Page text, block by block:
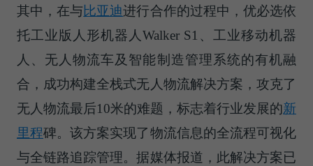
其中，在与比亚迪进行合作的过程中，优必选依
托工业版人形机器人Walker S1、工业移动机器
人、无人物流车及智能制造管理系统的有机融
合，成功构建全栈式无人物流解决方案，攻克了
无人物流最后10米的难题，标志着行业发展的新
里程碑。该方案实现了物流信息的全流程可视化
与全链路追踪管理。据媒体报道，此解决方案已